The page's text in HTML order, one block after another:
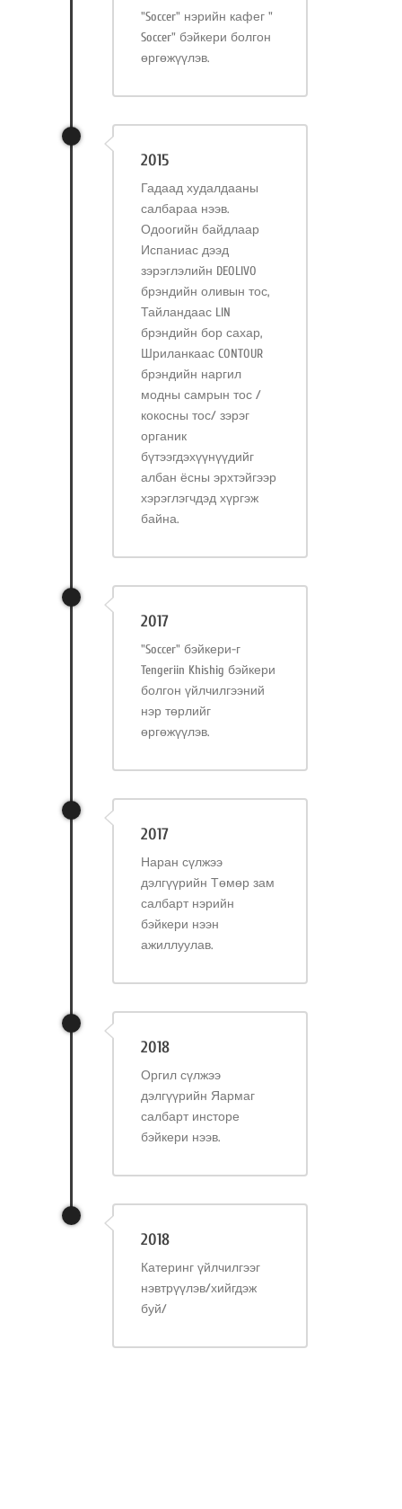
"Soccer" нэрийн кафег "
Soccer" бэйкери болгон
өргөжүүлэв.
2015
Гадаад худалдааны
салбараа нээв.
Одоогийн байдлаар
Испаниас дээд
зэрэглэлийн DEOLIVO
брэндийн оливын тос,
Тайландаас LIN
брэндийн бор сахар,
Шриланкаас CONTOUR
брэндийн наргил
модны самрын тос /
кокосны тос/ зэрэг
органик
бүтээгдэхүүнүүдийг
албан ёсны эрхтэйгээр
хэрэглэгчдэд хүргэж
байна.
2017
"Soccer" бэйкери-г
Tengeriin Khishig бэйкери
болгон үйлчилгээний
нэр төрлийг
өргөжүүлэв.
2017
Наран сүлжээ
дэлгүүрийн Төмөр зам
салбарт нэрийн
бэйкери нээн
ажиллуулав.
2018
Оргил сүлжээ
дэлгүүрийн Яармаг
салбарт инсторе
бэйкери нээв.
2018
Катеринг үйлчилгээг
нэвтрүүлэв/хийгдэж
буй/